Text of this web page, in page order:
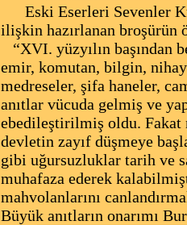
Eski Eserleri Sevenler
ilişkin hazırlanan broşürün
“XVI. yüzyılın başından
emir, komutan, bilgin,
medreseler, şifa haneler,
anıtlar vücuda gelmiş ve
ebedileştirilmiş oldu. Fakat
devletin zayıf düşmeye
gibi uğursuzluklar tarih ve
muhafaza ederek
mahvolanlarını
Büyük anıtların onarımı